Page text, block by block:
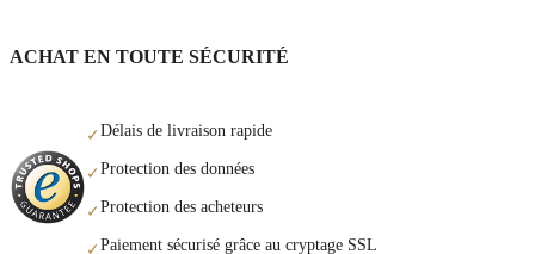
ACHAT EN TOUTE SÉCURITÉ
✓Délais de livraison rapide
✓Protection des données
✓Protection des acheteurs
✓Paiement sécurisé grâce au cryptage SSL